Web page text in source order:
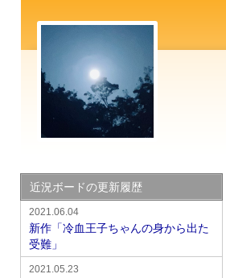
近況ボードの更新履歴
2021.06.04
新作「冷血王子ちゃんの身から出た
受難」
2021.05.23